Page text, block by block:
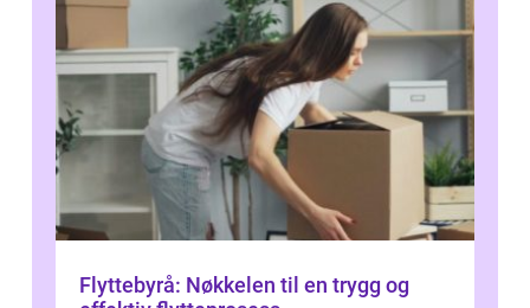
Flyttebyrå: Nøkkelen til en trygg og